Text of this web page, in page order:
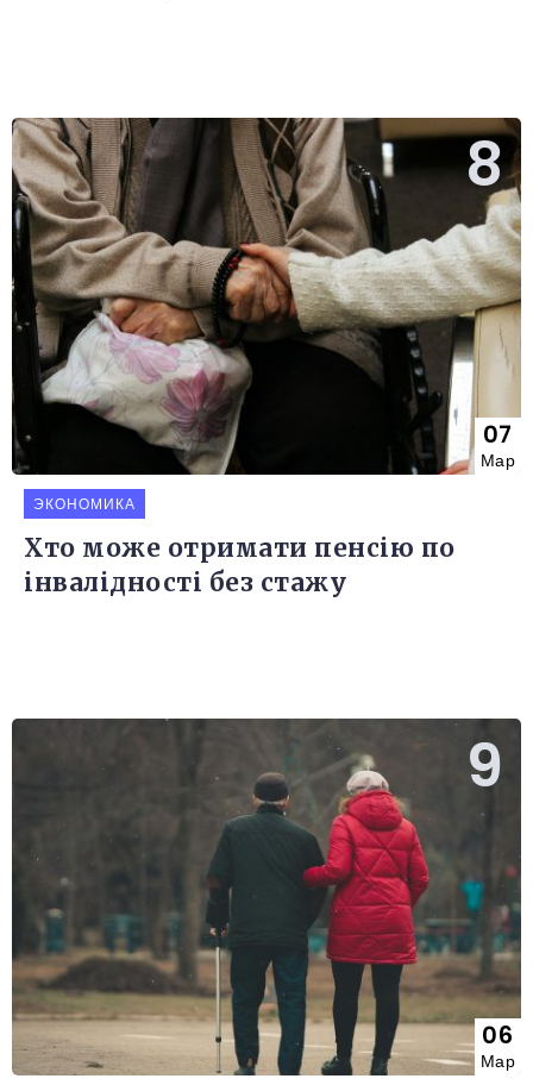
07
Мар
ЭКОНОМИКА
Хто може отримати пенсію по
інвалідності без стажу
06
Мар